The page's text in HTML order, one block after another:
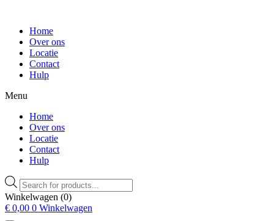
Home
Over ons
Locatie
Contact
Hulp
Menu
Home
Over ons
Locatie
Contact
Hulp
Producten
zoeken
Winkelwagen (0)
€ 0,00 0 Winkelwagen